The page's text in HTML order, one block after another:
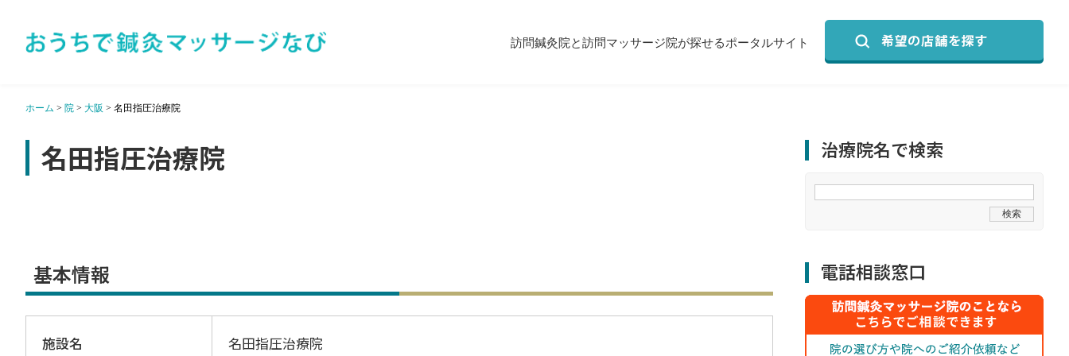
訪問鍼灸院と訪問マッサージ院が探せるポータルサイト
ホーム > 院 > 大阪 > 名田指圧治療院
名田指圧治療院
基本情報
施設名 名田指圧治療院
治療院名で検索
電話相談窓口